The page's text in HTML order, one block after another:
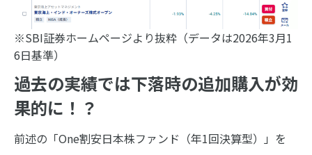
※SBI証券ホームページより抜粋（データは2026年3月1
6日基準）
過去の実績では下落時の追加購入が効
果的に！？
前述の「One割安日本株ファンド（年1回決算型）」を